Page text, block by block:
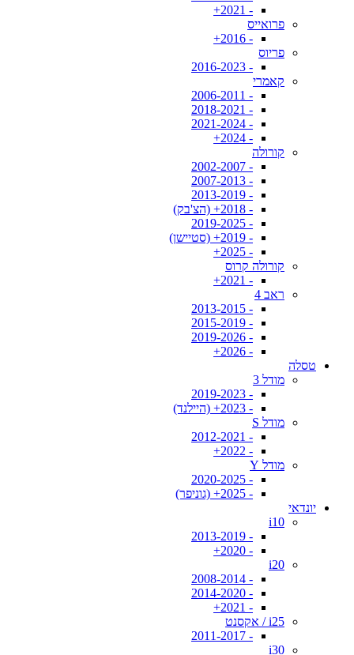
- 2021+
פרואייס
- 2016+
פריוס
- 2016-2023
קאמרי
- 2006-2011
- 2018-2021
- 2021-2024
- 2024+
קורולה
- 2002-2007
- 2007-2013
- 2013-2019
- 2018+ (הצ'בק)
- 2019-2025
- 2019+ (סטיישן)
- 2025+
קורולה קרוס
- 2021+
ראב 4
- 2013-2015
- 2015-2019
- 2019-2026
- 2026+
טסלה
מודל 3
- 2019-2023
- 2023+ (היילנד)
מודל S
- 2012-2021
- 2022+
מודל Y
- 2020-2025
- 2025+ (גוניפר)
יונדאי
i10
- 2013-2019
- 2020+
i20
- 2008-2014
- 2014-2020
- 2021+
i25 / אקסנט
- 2011-2017
i30